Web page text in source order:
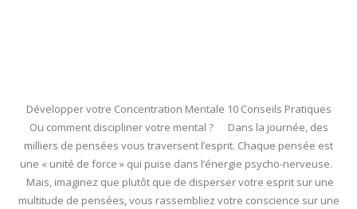
Développer votre Concentration Mentale 10 Conseils Pratiques
Ou comment discipliner votre mental ? Dans la journée, des
milliers de pensées vous traversent l’esprit. Chaque pensée est
une « unité de force » qui puise dans l’énergie psycho-nerveuse.
Mais, imaginez que plutôt que de disperser votre esprit sur une
multitude de pensées, vous rassembliez votre conscience sur une